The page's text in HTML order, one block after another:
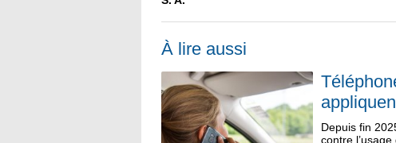
À lire aussi
Depuis fin
contre